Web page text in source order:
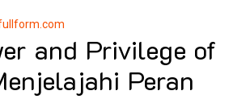
and Privilege of
Peran